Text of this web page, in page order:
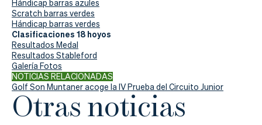
Hándicap barras azules
Scratch barras verdes
Hándicap barras verdes
Clasificaciones 18 hoyos
Resultados Medal
Resultados Stableford
Galería Fotos
NOTICIAS RELACIONADAS
Golf Son Muntaner acoge la IV Prueba del Circuito Junior
Otras noticias